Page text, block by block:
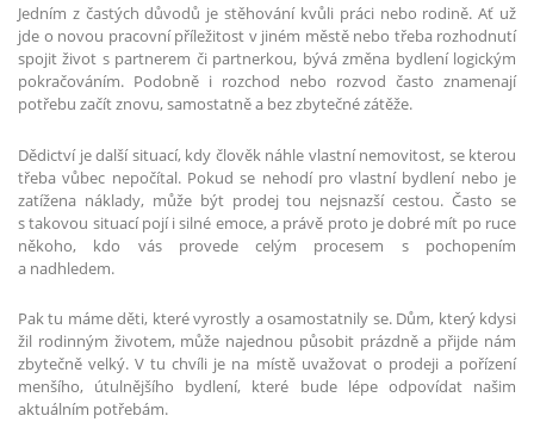
Jedním z častých důvodů je stěhování kvůli práci nebo rodině. Ať už
jde o novou pracovní příležitost v jiném městě nebo třeba rozhodnutí
spojit život s partnerem či partnerkou, bývá změna bydlení logickým
pokračováním. Podobně i rozchod nebo rozvod často znamenají
potřebu začít znovu, samostatně a bez zbytečné zátěže.
Dědictví je další situací, kdy člověk náhle vlastní nemovitost, se kterou
třeba vůbec nepočítal. Pokud se nehodí pro vlastní bydlení nebo je
zatížena náklady, může být prodej tou nejsnazší cestou. Často se
s takovou situací pojí i silné emoce, a právě proto je dobré mít po ruce
někoho, kdo vás provede celým procesem s pochopením
a nadhledem.
Pak tu máme děti, které vyrostly a osamostatnily se. Dům, který kdysi
žil rodinným životem, může najednou působit prázdně a přijde nám
zbytečně velký. V tu chvíli je na místě uvažovat o prodeji a pořízení
menšího, útulnějšího bydlení, které bude lépe odpovídat našim
aktuálním potřebám.